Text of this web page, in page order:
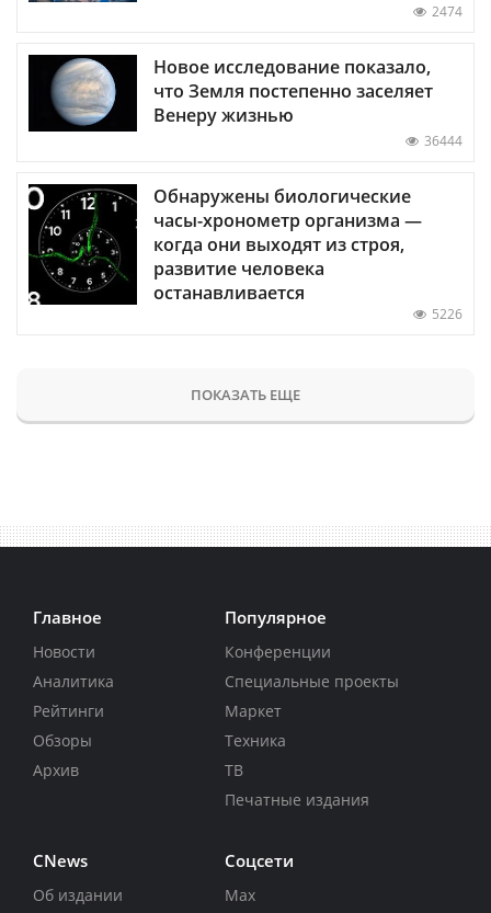
2474
Новое исследование показало,
что Земля постепенно заселяет
Венеру жизнью
36444
Обнаружены биологические
часы-хронометр организма —
когда они выходят из строя,
развитие человека
останавливается
5226
ПОКАЗАТЬ ЕЩЕ
Главное
Новости
Аналитика
Рейтинги
Обзоры
Архив
Популярное
Конференции
Специальные проекты
Маркет
Техника
ТВ
Печатные издания
CNews
Об издании
Соцсети
Max